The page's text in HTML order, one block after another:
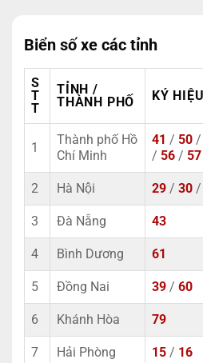
Biển số xe các tỉnh
S
T
T
TỈNH /
THÀNH PHỐ
KÝ
1
Thành phố Hồ
Chí Minh
41 / 50 /
/ 56 / 57
2 Hà Nội 29 / 30 /
3 Đà Nẵng 43
4 Bình Dương 61
5 Đồng Nai 39 / 60
6 Khánh Hòa 79
7 Hải Phòng 15 / 16